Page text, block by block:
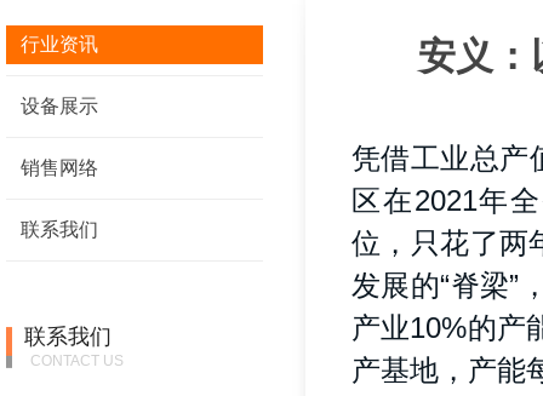
行业资讯
设备展示
销售网络
联系我们
联系我们
CONTACT US
安义：
凭借工业总产
区在2021年
位，只花了两
发展的“脊梁”
产业10%的产
产基地，产能